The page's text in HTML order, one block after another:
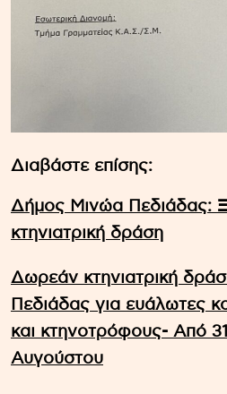
Διαβάστε επίσης:
Δήμος Μινώα Πεδιάδας:
κτηνιατρική δράση
Δωρεάν κτηνιατρική
Πεδιάδας για ευάλωτες
και κτηνοτρόφους- Από
Αυγούστου